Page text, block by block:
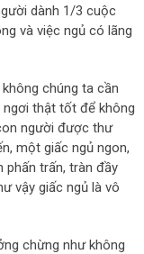
dành 1/3 cuộc
và việc ngủ có lãng
chúng ta cần
thật tốt để không
người được thư
một giấc ngủ ngon,
phấn trấn, tràn đầy
vậy giấc ngủ là vô
chừng như không